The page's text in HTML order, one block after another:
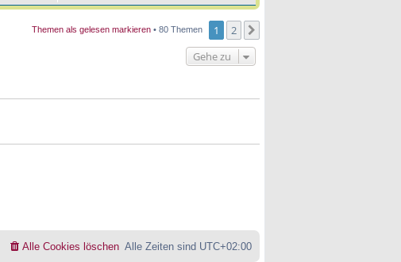
Themen als gelesen markieren • 80 Themen 1 2
Gehe zu
Alle Zeiten sind UTC+02:00
Alle Cookies löschen